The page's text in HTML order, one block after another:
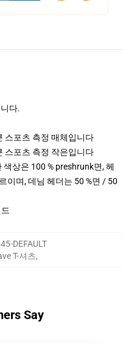
다.
스포츠 측정 매체입니다
스포츠 측정 작은입니다
상은 100 % preshrunk면, 헤
이며, 데님 헤더는 50 %면 / 50
DEFAULT
T-셔츠,
Say